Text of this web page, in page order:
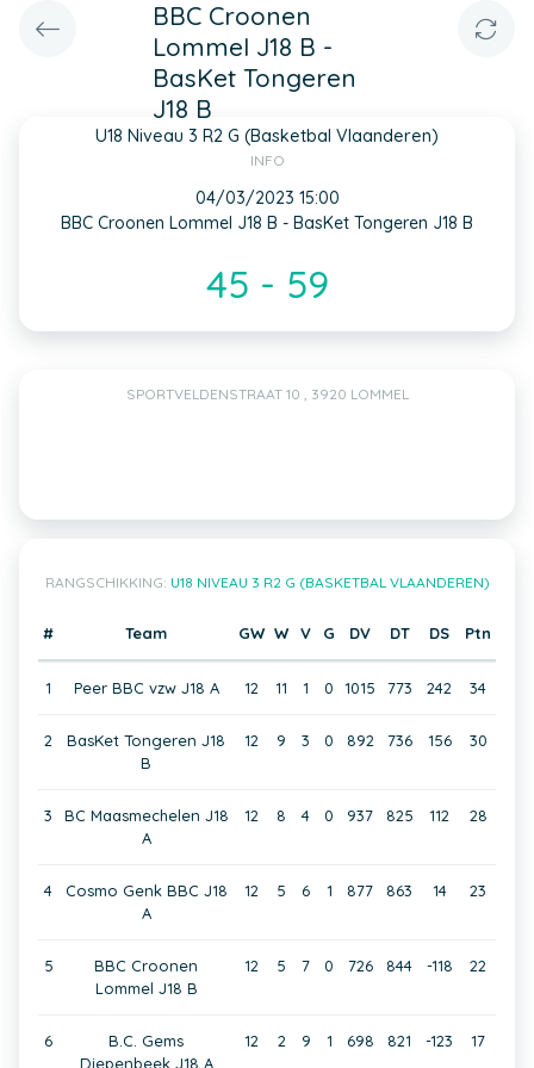
BBC Croonen
Lommel J18 B -
BasKet Tongeren
J18 B
U18 Niveau 3 R2 G (Basketbal Vlaanderen)
INFO
04/03/2023 15:00
BBC Croonen Lommel J18 B - BasKet Tongeren J18 B
45 - 59
SPORTVELDENSTRAAT 10 , 3920 LOMMEL
RANGSCHIKKING: U18 NIVEAU 3 R2 G (BASKETBAL VLAANDEREN)
# Team GW W V G DV DT DS Ptn
1 Peer BBC vzw J18 A 12 11 1 0 1015 773 242 34
2
BasKet Tongeren J18
B
12 9 3 0 892 736 156 30
3
BC Maasmechelen J18
A
12 8 4 0 937 825 112 28
4
Cosmo Genk BBC J18
A
12 5 6 1 877 863 14 23
5
BBC Croonen
Lommel J18 B
12 5 7 0 726 844 -118 22
6
B.C. Gems
Diepenbeek J18 A
12 2 9 1 698 821 -123 17